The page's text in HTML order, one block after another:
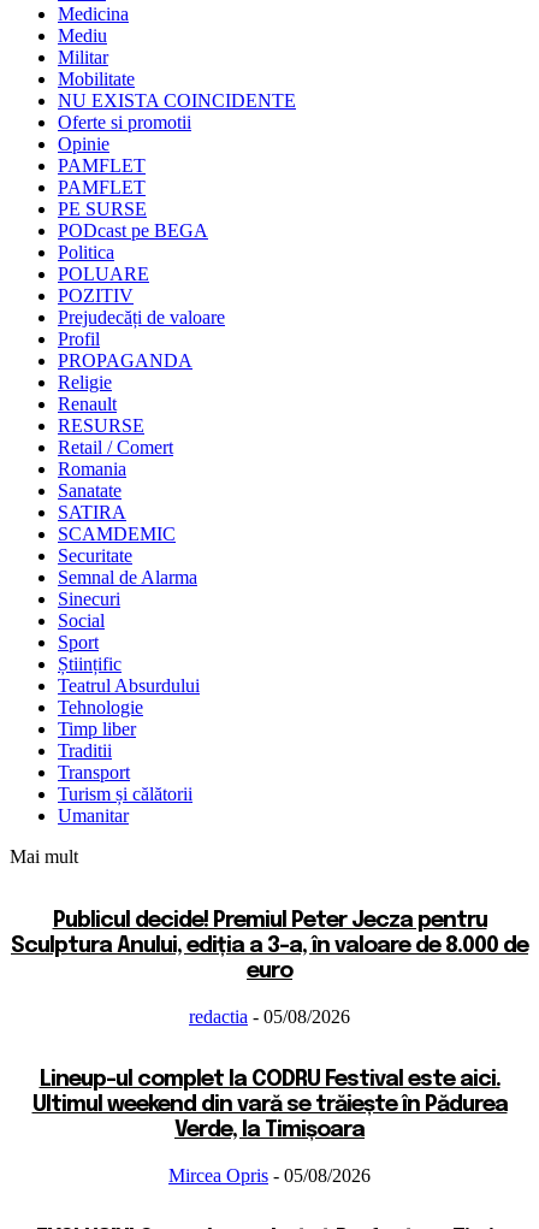
Medicina
Mediu
Militar
Mobilitate
NU EXISTA COINCIDENTE
Oferte si promotii
Opinie
PAMFLET
PAMFLET
PE SURSE
PODcast pe BEGA
Politica
POLUARE
POZITIV
Prejudecăți de valoare
Profil
PROPAGANDA
Religie
Renault
RESURSE
Retail / Comert
Romania
Sanatate
SATIRA
SCAMDEMIC
Securitate
Semnal de Alarma
Sinecuri
Social
Sport
Științific
Teatrul Absurdului
Tehnologie
Timp liber
Traditii
Transport
Turism și călătorii
Umanitar
Mai mult
Publicul decide! Premiul Peter Jecza pentru
Sculptura Anului, ediția a 3-a, în valoare de 8.000 de
euro
redactia - 05/08/2026
Lineup-ul complet la CODRU Festival este aici.
Ultimul weekend din vară se trăiește în Pădurea
Verde, la Timișoara
Mircea Opris - 05/08/2026